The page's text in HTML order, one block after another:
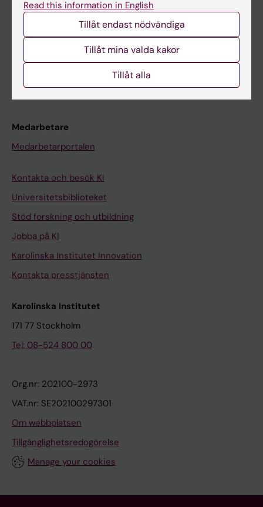
Canvas
Kurs- och programwebbar
Student på KI
Medarbetare
Medarbetarportalen
Kontakta och besök KI
Universitetsbiblioteket
Stöd forskning och utbildning
Jobba på KI
Karolinska Institutet Innovation
Kontakta presstjänsten
Karolinska Institutet
171 77 Stockholm
Tel: 08-524 800 00
Org.nr: 202100-2973
VAT.nr: SE202100297301
Om webbplatsen
Tillgänglighetsredogörelse
Manage your cookies
Read this information in English
Tillåt endast nödvändiga
Tillåt mina valda kakor
Tillåt alla